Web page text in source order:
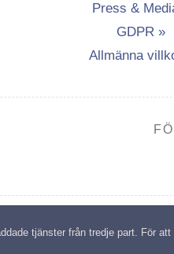
Press &
GDPR »
Allmänna
Copyright:
tjänster från tredje part. För